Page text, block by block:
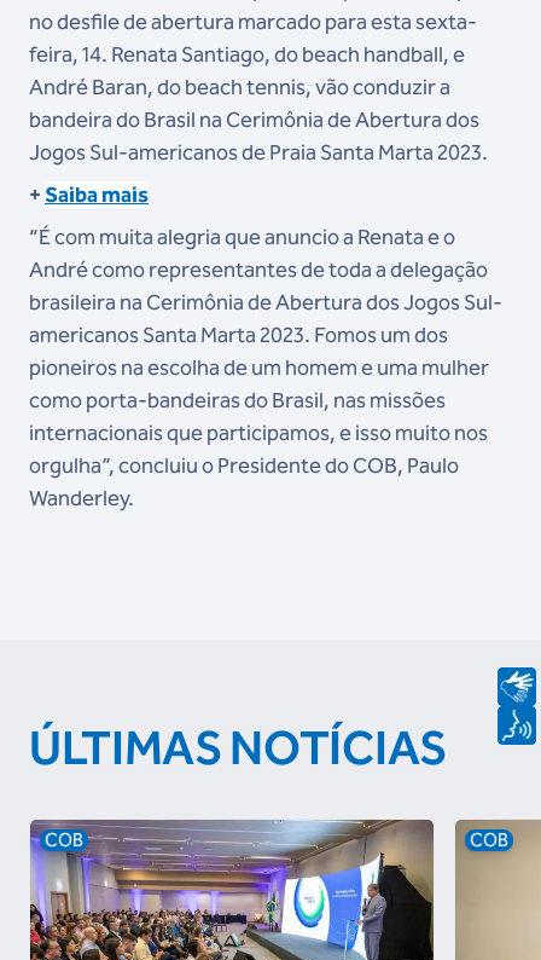
no desfile de abertura marcado para esta sexta-
feira, 14. Renata Santiago, do beach handball, e
André Baran, do beach tennis, vão conduzir a
bandeira do Brasil na Cerimônia de Abertura dos
Jogos Sul-americanos de Praia Santa Marta 2023.
+Saiba mais
“É com muita alegria que anuncio a Renata e o
André como representantes de toda a delegação
brasileira na Cerimônia de Abertura dos Jogos Sul-
americanos Santa Marta 2023. Fomos um dos
pioneiros na escolha de um homem e uma mulher
como porta-bandeiras do Brasil, nas missões
internacionais que participamos, e isso muito nos
orgulha”, concluiu o Presidente do COB, Paulo
Wanderley.
ÚLTIMAS NOTÍCIAS
COB COB